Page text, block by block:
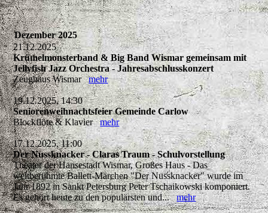
Dezember 2025
21.12.2025
Krümelmonsterband & Big Band Wismar gemeinsam mit
Jellyfish Jazz Orchestra - Jahresabschlusskonzert
Zeughaus Wismarmehr
19.12.2025, 14:30
Seniorenweihnachtsfeier Gemeinde Carlow
Blockflöte & Klaviermehr
17.12.2025, 11:00
Der Nussknacker - Claras Traum - Schulvorstellung
Theater der Hansestadt Wismar, Großes Haus - Das
weltberühmte Ballett-Märchen "Der Nussknacker" wurde im
Jahr 1892 in Sankt Petersburg Peter Tschaikowski komponiert.
Es gehört heute zu den populärsten und...mehr